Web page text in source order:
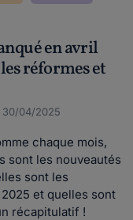
en avril
réformes et
30/04/2025
chaque mois,
sont les nouveautés
sont les
et quelles sont
récapitulatif !